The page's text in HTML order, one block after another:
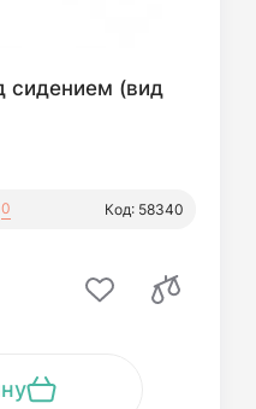
сидением (вид
0 Код: 58340